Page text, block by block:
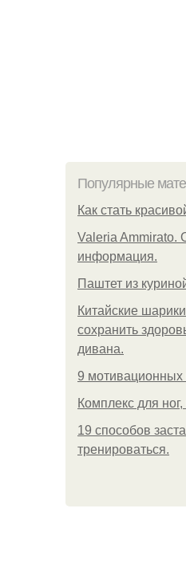
Популярные
Как стать
Valeria Ammirato.
информация.
Паштет из
Китайские
сохранить
дивана.
9 мотивационных
Комплекс для
19 способов
тренироваться.